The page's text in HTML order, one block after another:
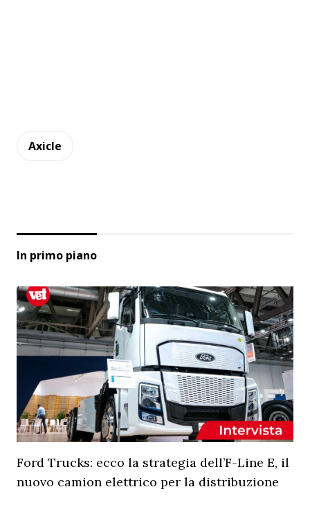
Axicle
In primo piano
Ford Trucks: ecco la strategia dell’F-Line E, il
nuovo camion elettrico per la distribuzione